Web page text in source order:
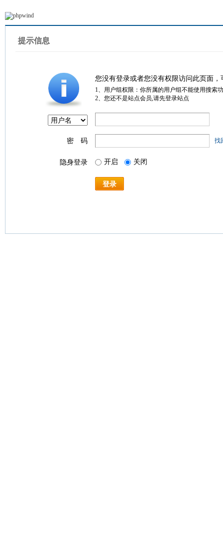
提示信息
您没有登录或者您没有权限访问此页面
1、用户组权限：你所属的用户组不能使用搜索
2、您还不是站点会员,请先登录站点
密 码 找
隐身登录 开启 关闭
登录